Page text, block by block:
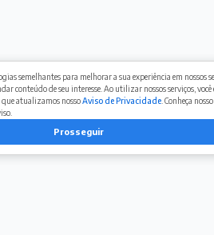
semelhantes para melhorar a sua experiência em nossos
conteúdo de seu interesse. Ao utilizar nossos serviços, você
atualizamos nossoAviso de Privacidade . Conheça nosso
Prosseguir